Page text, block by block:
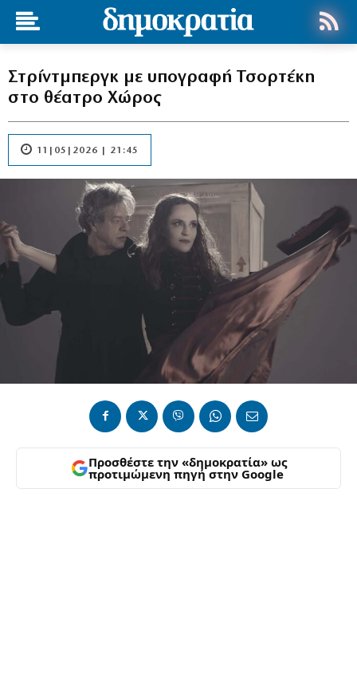
Στρίντμπεργκ με υπογραφή Τσορτέκη
στο θέατρο Χώρος
11|05|2026 | 21:45
Προσθέστε την «δημοκρατία» ως
προτιμώμενη πηγή στην Google